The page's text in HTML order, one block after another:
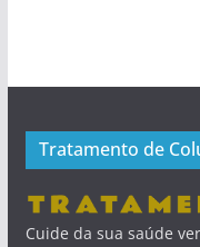
Tratamento de
Cuide da sua saúde